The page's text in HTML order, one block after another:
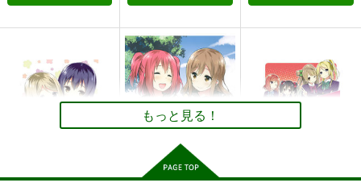
カート
サンプル
カート
高町なのは×フェイト
カート
夢と栄誉の向こうへ
Candy Club
円
艦隊これくしょん-艦これ-
サンプル
Endless Love～出会
いを大切に～
Candy Club
専売 550円（税込）
矢澤にこ×西木野真姫
サンプル
Endless Love
Candy Club
550
ラブライブ！
サンプル
もっと見る！